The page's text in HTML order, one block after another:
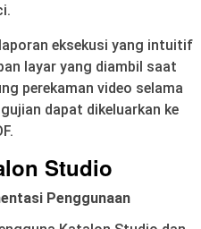
eksekusi yang intuitif
layar yang diambil saat
perekaman video selama
dapat dikeluarkan ke
Studio
Penggunaan